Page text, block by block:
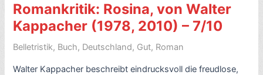
Romankritik: Rosina, von Walter
Kappacher (1978, 2010) – 7/10
Belletristik, Buch, Deutschland, Gut, Roman
Walter Kappacher beschreibt eindrucksvoll die freudlose,